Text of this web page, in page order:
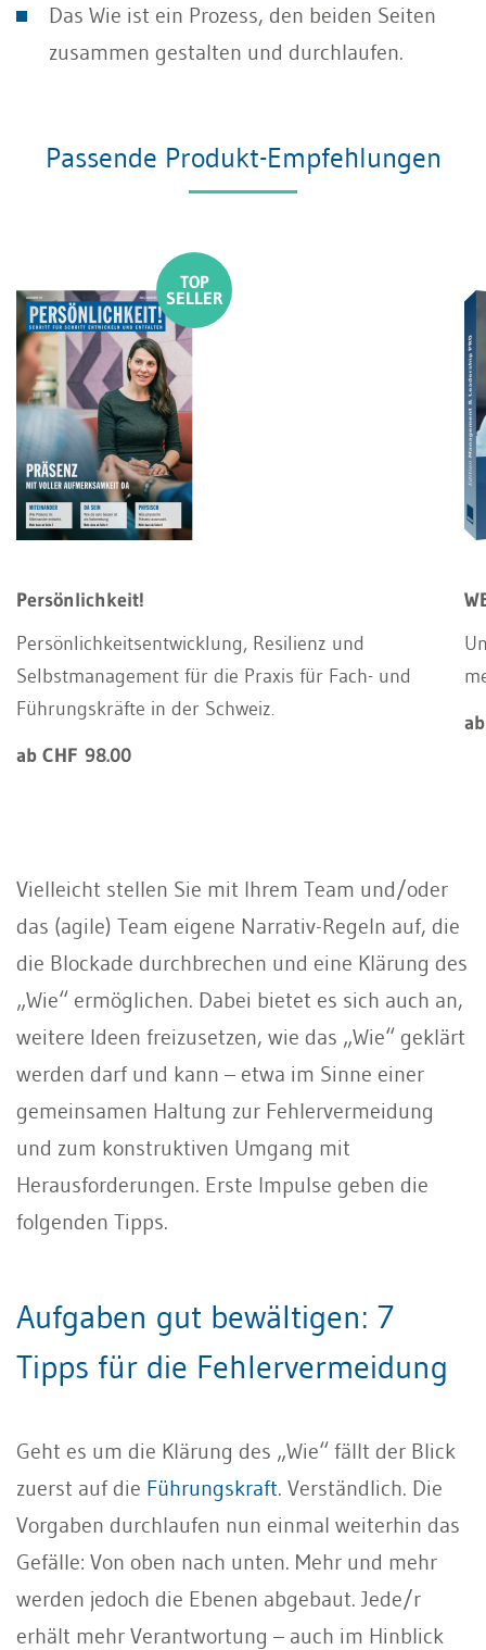
Das Wie ist ein Prozess, den beiden Seiten
zusammen gestalten und durchlaufen.
Passende Produkt-Empfehlungen
Persönlichkeit!
Persönlichkeitsentwicklung, Resilienz und
Selbstmanagement für die Praxis für Fach- und
Führungskräfte in der Schweiz.
ab CHF 98.00
Vielleicht stellen Sie mit Ihrem Team und/oder
das (agile) Team eigene Narrativ-Regeln auf, die
die Blockade durchbrechen und eine Klärung des
„Wie“ ermöglichen. Dabei bietet es sich auch an,
weitere Ideen freizusetzen, wie das „Wie“ geklärt
werden darf und kann – etwa im Sinne einer
gemeinsamen Haltung zur Fehlervermeidung
und zum konstruktiven Umgang mit
Herausforderungen. Erste Impulse geben die
folgenden Tipps.
Aufgaben gut bewältigen: 7
Tipps für die Fehlervermeidung
Geht es um die Klärung des „Wie“ fällt der Blick
zuerst auf die Führungskraft. Verständlich. Die
Vorgaben durchlaufen nun einmal weiterhin das
Gefälle: Von oben nach unten. Mehr und mehr
werden jedoch die Ebenen abgebaut. Jede/r
erhält mehr Verantwortung – auch im Hinblick